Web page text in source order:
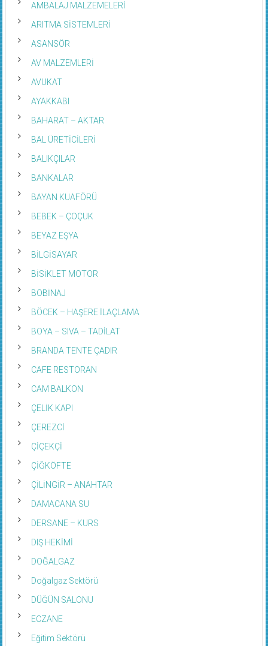
AMBALAJ MALZEMELERİ
ARITMA SİSTEMLERİ
ASANSÖR
AV MALZEMLERİ
AVUKAT
AYAKKABI
BAHARAT – AKTAR
BAL ÜRETİCİLERİ
BALIKÇILAR
BANKALAR
BAYAN KUAFÖRÜ
BEBEK – ÇOÇUK
BEYAZ EŞYA
BİLGİSAYAR
BİSİKLET MOTOR
BOBİNAJ
BÖCEK – HAŞERE İLAÇLAMA
BOYA – SIVA – TADİLAT
BRANDA TENTE ÇADIR
CAFE RESTORAN
CAM BALKON
ÇELİK KAPI
ÇEREZCİ
ÇİÇEKÇİ
ÇİĞKÖFTE
ÇİLİNGİR – ANAHTAR
DAMACANA SU
DERSANE – KURS
DIŞ HEKİMİ
DOĞALGAZ
Doğalgaz Sektörü
DÜĞÜN SALONU
ECZANE
Eğitim Sektörü